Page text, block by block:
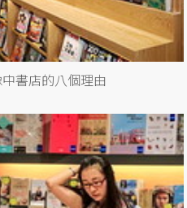
書店的八個理由